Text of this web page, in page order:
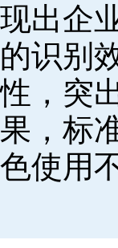
现出企
的识别
性，突
果，标
色使用